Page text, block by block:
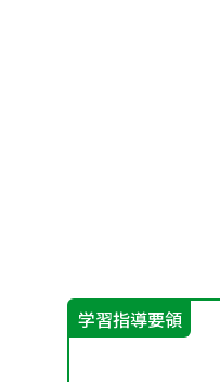
学習指導要領